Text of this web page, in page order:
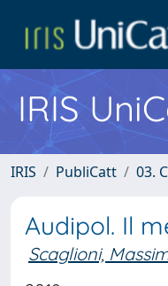
IRIS
IRIS PubliCatt 03.
Audipol. Il
Scaglioni,